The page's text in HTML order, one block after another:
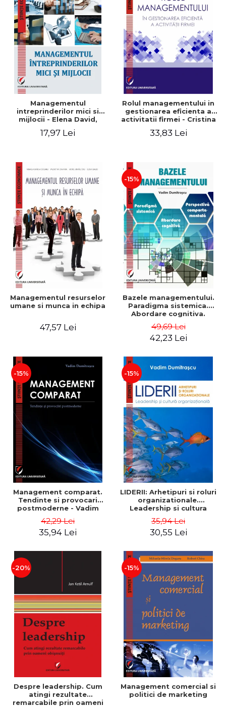
Managementul
intreprinderilor mici si
mijlocii - Elena David,
Roxana Carmen Ionescu,
17,97 Lei
Rolul managementului in
gestionarea eficienta a
activitatii firmei - Cristina
Gabriel Nastase, Mihaela-
33,83 Lei
Managementul resurselor
umane si munca in echipa
47,57 Lei
-15%
Bazele managementului.
Paradigma sistemica.
Abordare cognitiva.
comportamentala - Vadim
Dumitrascu
49,69 Lei
42,23 Lei
-15%
Management comparat.
Tendinte si provocari
postmoderne - Vadim
42,29 Lei
35,94 Lei
-15%
LIDERII: Arhetipuri si roluri
organizationale.
Leadership si cultura
Dumitrascu
35,94 Lei
30,55 Lei
-20%
Despre leadership. Cum
atingi rezultate
remarcabile prin oameni
-15%
Management comercial si
politici de marketing